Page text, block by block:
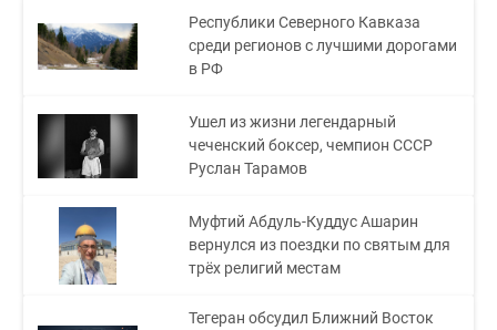
Республики Северного Кавказа
среди регионов с лучшими дорогами
в РФ
Ушел из жизни легендарный
чеченский боксер, чемпион СССР
Руслан Тарамов
Муфтий Абдуль-Куддус Ашарин
вернулся из поездки по святым для
трёх религий местам
Тегеран обсудил Ближний Восток